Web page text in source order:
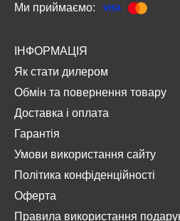
Ми приймаємо:
ІНФОРМАЦІЯ
Як стати дилером
Обмін та повернення товару
Доставка і оплата
Гарантія
Умови використання сайту
Політика конфіденційності
Оферта
Правила використання